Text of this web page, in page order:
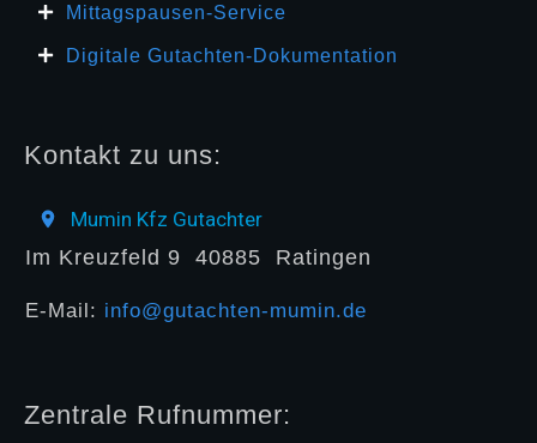
Mittagspausen-Service
Digitale Gutachten-Dokumentation
Kontakt zu uns:
Mumin Kfz Gutachter
Im Kreuzfeld 9 40885 Ratingen
E-Mail: info@gutachten-mumin.de
Zentrale Rufnummer: